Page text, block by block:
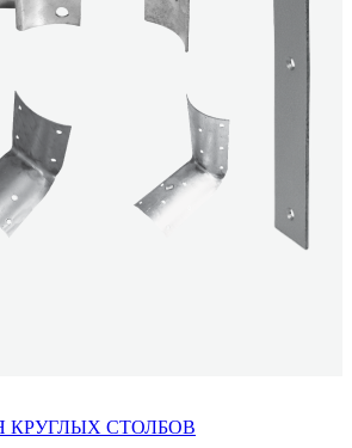
КРУГЛЫХ СТОЛБОВ